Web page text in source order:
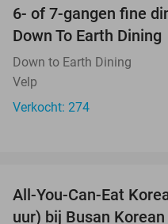
6- of 7-gangen fine
Down To Earth Dining
Down to Earth Dining
Velp
Verkocht: 274
All-You-Can-Eat
uur) bij Busan Korean